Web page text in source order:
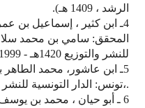
الرشد ، 1409 هـ).
4ـ ابن كثير ، إسماعيل بن
للنشر والتوزيع 1420هـ - 1999 م).
5ـ ابن عاشور، محمد
.،تونس: الدار التونسية للنشر ،1984
6 ـ أبو حيان ، محمد بن